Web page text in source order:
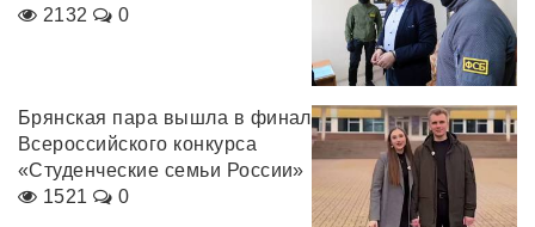
2132
0
Брянская пара вышла в финал
Всероссийского конкурса
«Студенческие семьи России»
1521
0